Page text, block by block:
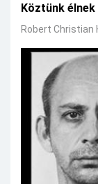
Köztünk élnek
Robert Christian